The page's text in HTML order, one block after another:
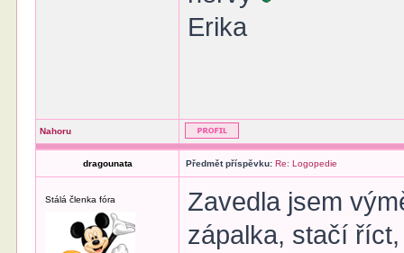
Erika
Nahoru
dragounata Předmět příspěvku: Re: Logopedie
Stálá členka fóra
Zavedla jsem
zápalka, stačí